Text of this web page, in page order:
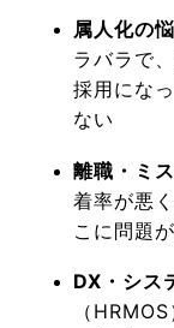
属人化の
ラバラで
採用にな
ない
離職・ミ
着率が悪
こに問題
DX・シス
（